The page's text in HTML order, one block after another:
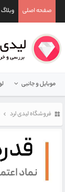
صفحه اصلی وبلاگ
موبایل و جانبی
فروشگاه لیدی لرد